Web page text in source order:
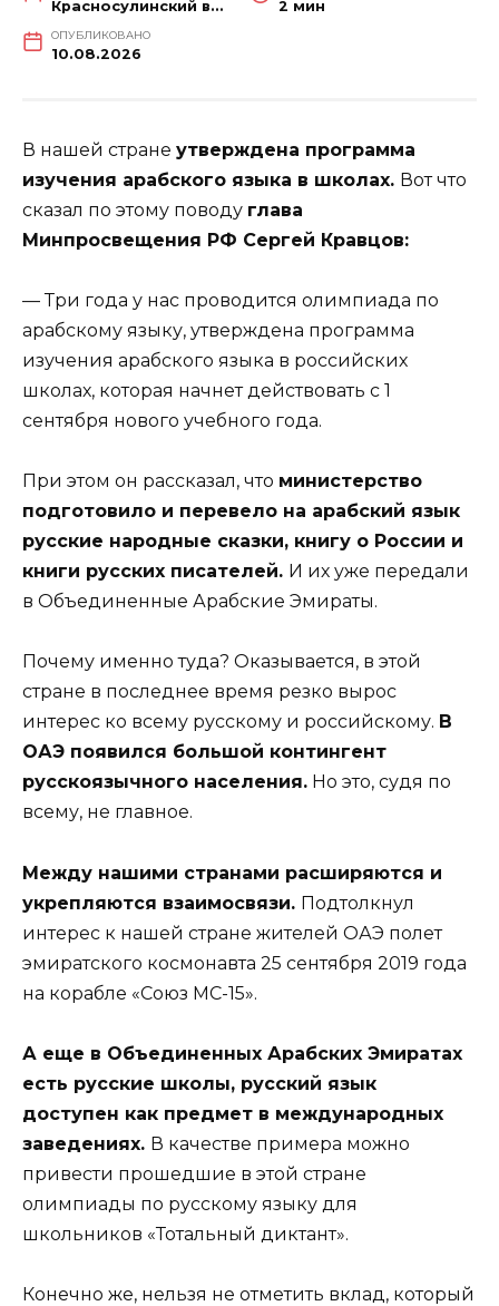
Красносулинский вестник 2 мин
ОПУБЛИКОВАНО
10.08.2026
В нашей стране утверждена программа
изучения арабского языка в школах. Вот что
сказал по этому поводу глава
Минпросвещения РФ Сергей Кравцов:
— Три года у нас проводится олимпиада по
арабскому языку, утверждена программа
изучения арабского языка в российских
школах, которая начнет действовать с 1
сентября нового учебного года.
При этом он рассказал, что министерство
подготовило и перевело на арабский язык
русские народные сказки, книгу о России и
книги русских писателей. И их уже передали
в Объединенные Арабские Эмираты.
Почему именно туда? Оказывается, в этой
стране в последнее время резко вырос
интерес ко всему русскому и российскому. В
ОАЭ появился большой контингент
русскоязычного населения. Но это, судя по
всему, не главное.
Между нашими странами расширяются и
укрепляются взаимосвязи. Подтолкнул
интерес к нашей стране жителей ОАЭ полет
эмиратского космонавта 25 сентября 2019 года
на корабле «Союз МС-15».
А еще в Объединенных Арабских Эмиратах
есть русские школы, русский язык
доступен как предмет в международных
заведениях. В качестве примера можно
привести прошедшие в этой стране
олимпиады по русскому языку для
школьников «Тотальный диктант».
Конечно же, нельзя не отметить вклад, который